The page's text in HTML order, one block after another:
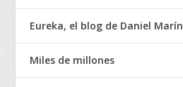
Eureka, el blog de Daniel Marín
Miles de millones